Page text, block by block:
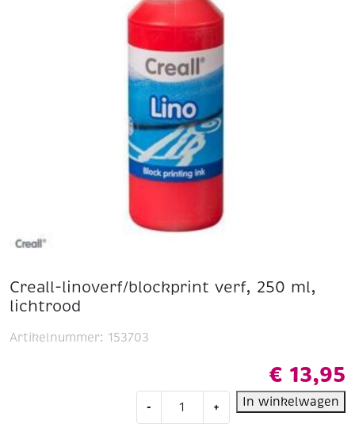
Creall-linoverf/blockprint verf, 250 ml,
lichtrood
€ 13,95
-
linoverf/blockprint
+ In winkelwagen
Artikelnummer: 153703